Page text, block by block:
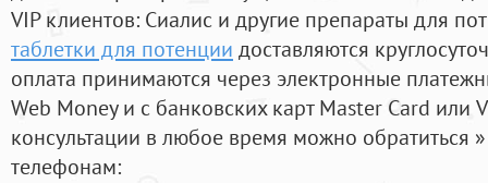
VIP клиентов: Сиалис и другие препараты для
таблетки для потенции доставляются
оплата принимаются через электронные
Web Money и с банковских карт Master Card или
консультации в любое время можно обратиться
телефонам: